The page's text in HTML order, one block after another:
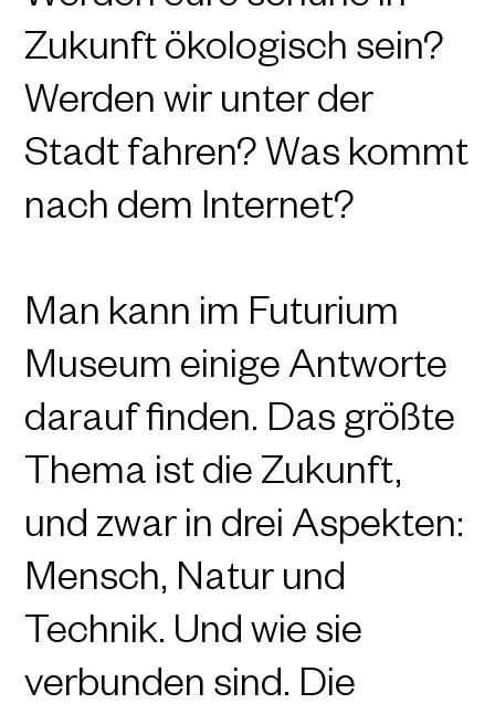
Zukunft ökologisch sein?
Werden wir unter der
Stadt fahren? Was kommt
nach dem Internet?
Man kann im Futurium
Museum einige Antworte
darauf finden. Das größte
Thema ist die Zukunft,
und zwar in drei Aspekten:
Mensch, Natur und
Technik. Und wie sie
verbunden sind. Die